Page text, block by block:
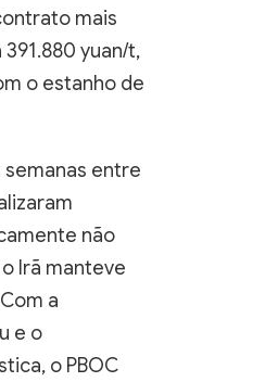
mais
yuan/t,
o estanho de
entre
não
Irã manteve
a
e o
o PBOC